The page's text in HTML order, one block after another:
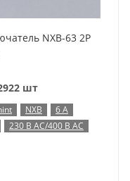
NXB-63 2P
шт
NXB
6 А
230 В AC/400 В AC